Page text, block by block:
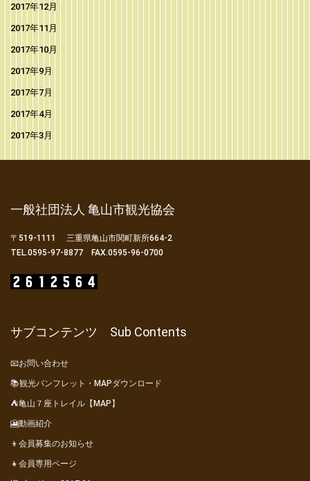
2017年12月
2017年11月
2017年10月
2017年9月
2017年7月
2017年4月
2017年3月
一般社団法人 亀山市観光協会
〒519-1111 三重県亀山市関町新所664-2
TEL.0595-97-8877 FAX.0595-96-0700
サブコンテンツ Sub Contents
📧お問い合わせ
📚観光パンフレット・MAPダウンロード
⛺亀山７座トレイル【MAP】
🎦動画紹介
👦会員募集のお知らせ
👧会員専用ページ